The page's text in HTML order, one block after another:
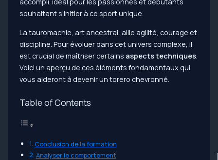
La tauromachie, art ancestral, allie agilité, courage et
discipline. Pour évoluer dans cet univers complexe, il
est crucial de maîtriser certains aspects techniques.
Voici un aperçu de ces éléments fondamentaux qui
vous aideront à devenir un torero chevronné.
Table of Contents
Conclusion de la formation
Analyser le comportement